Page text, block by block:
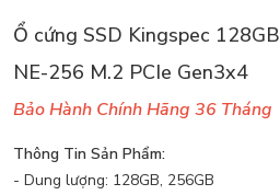
Ổ cứng SSD Kingspec
NE-256 M.2 PCIe Gen3x4
Bảo Hành Chính Hãng 36 Tháng
Thông Tin Sản Phẩm:
- Dung lượng: 128GB, 256GB